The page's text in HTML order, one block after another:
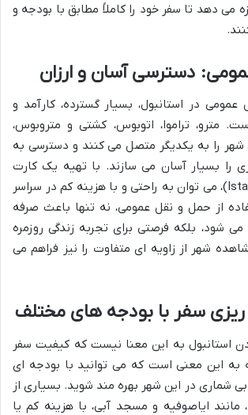
می دهد تا سفر خود را کاملاً مطابق با بودجه و
دسترسی آسان و ارزان
در استانبول، بسیار گسترده، کارآمد و
مترو، تراموا، اتوبوس، کشتی و متروبوس،
شهر را به یکدیگر متصل می کنند و دسترسی به
را بسیار آسان می سازند. با تهیه یک کارت
استانبول (Istanbulkart)، می توان به راحتی و با هزینه کم در سراسر
از حمل و نقل عمومی، نه تنها باعث صرفه
شود، بلکه فرصتی برای تجربه زندگی روزمره
شهر از زاویه ای متفاوت را نیز فراهم می
ریزی سفر با بودجه های مختلف
استانبول به این معنا نیست که کیفیت سفر
به این معنی است که می توانید با بودجه ای
بی شماری در این شهر بهره مند شوید. بسیاری از
مانند ایاصوفیه و مسجد آبی، با هزینه کم یا